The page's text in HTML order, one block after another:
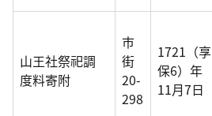
山王社祭祀調
度料寄附
市
街
20-
298
1721（享
保6）年
11月7日